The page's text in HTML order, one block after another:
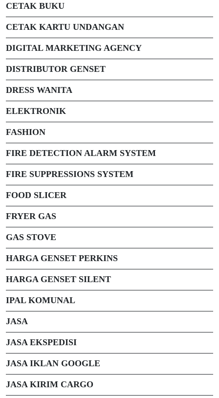
CETAK BUKU
CETAK KARTU UNDANGAN
DIGITAL MARKETING AGENCY
DISTRIBUTOR GENSET
DRESS WANITA
ELEKTRONIK
FASHION
FIRE DETECTION ALARM SYSTEM
FIRE SUPPRESSIONS SYSTEM
FOOD SLICER
FRYER GAS
GAS STOVE
HARGA GENSET PERKINS
HARGA GENSET SILENT
IPAL KOMUNAL
JASA
JASA EKSPEDISI
JASA IKLAN GOOGLE
JASA KIRIM CARGO